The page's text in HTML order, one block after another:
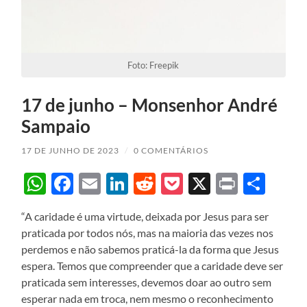
Foto: Freepik
17 de junho – Monsenhor André
Sampaio
17 DE JUNHO DE 2023 / 0 COMENTÁRIOS
WhatsApp
Facebook
EmailLinkedIn
Reddit
Pocket
X Print
“A caridade é uma virtude, deixada por Jesus para ser
praticada por todos nós, mas na maioria das vezes nos
perdemos e não sabemos praticá-la da forma que Jesus
espera. Temos que compreender que a caridade deve ser
praticada sem interesses, devemos doar ao outro sem
esperar nada em troca, nem mesmo o reconhecimento